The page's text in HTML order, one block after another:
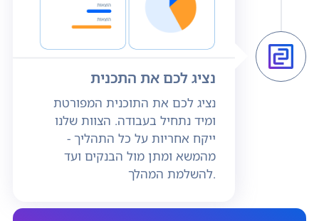
נציג לכם את התכנית
נציג לכם את התוכנית המפורטת
ומיד נתחיל בעבודה. הצוות שלנו
ייקח אחריות על כל התהליך -
מהמשא ומתן מול הבנקים ועד
להשלמת המהלך.